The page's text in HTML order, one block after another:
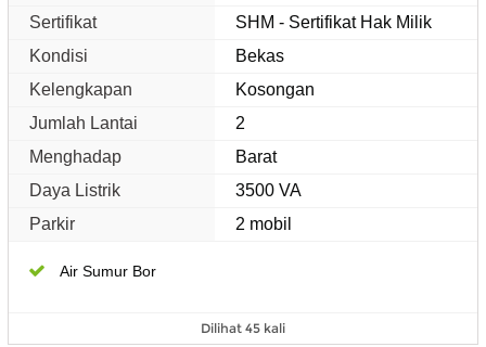
Sertifikat
SHM - Sertifikat Hak Milik
Kondisi
Bekas
Kelengkapan
Kosongan
Jumlah Lantai
2
Menghadap
Barat
Daya Listrik
3500 VA
Parkir
2 mobil
Air Sumur Bor
Dilihat 45 kali